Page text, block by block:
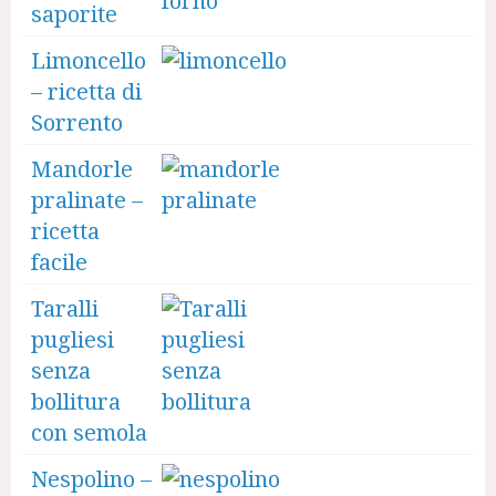
saporite
Limoncello
– ricetta di
Sorrento
Mandorle
pralinate –
ricetta
facile
Taralli
pugliesi
senza
bollitura
con semola
Nespolino –